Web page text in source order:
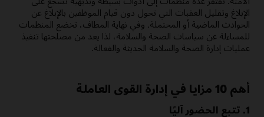
الإبلاغ وتقليل العقبات التي تحول دون قيام الموظفين بالإبلاغ عن
الحوادث الماضية أو المحتملة. وفي نهاية المطاف، تخضع المنظمات
للمساءلة عن سياسات الصحة والسلامة، لذا يعد من مصلحتها تنفيذ
عمليات إدارة الصحة والسلامة الحديثة والفعالة.
أهم 10 مزايا في إدارة القوى العاملة
1. تتبع الحضور آليًا